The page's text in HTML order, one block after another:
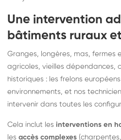
Une intervention
bâtiments ruraux
Granges, longères, mas, fermes
agricoles, vieilles dépendances,
historiques : les frelons
environnements, et nos
intervenir dans toutes les
Cela inclut les interventions en
les accès complexes